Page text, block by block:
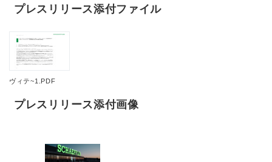
プレスリリース添付ファイル
ヴィテ~1.PDF
プレスリリース添付画像